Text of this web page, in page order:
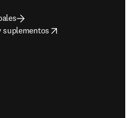
suplementos